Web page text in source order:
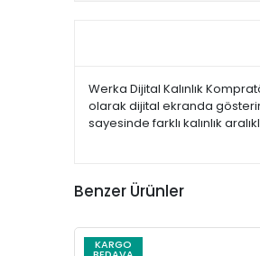
Werka Dijital Kalınlık
olarak dijital ekranda
sayesinde farklı kalınlık
Benzer Ürünler
KARGO